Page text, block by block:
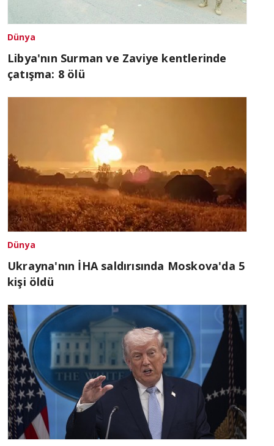
Dünya
Libya'nın Surman ve Zaviye kentlerinde
çatışma: 8 ölü
Dünya
Ukrayna'nın İHA saldırısında Moskova'da 5
kişi öldü